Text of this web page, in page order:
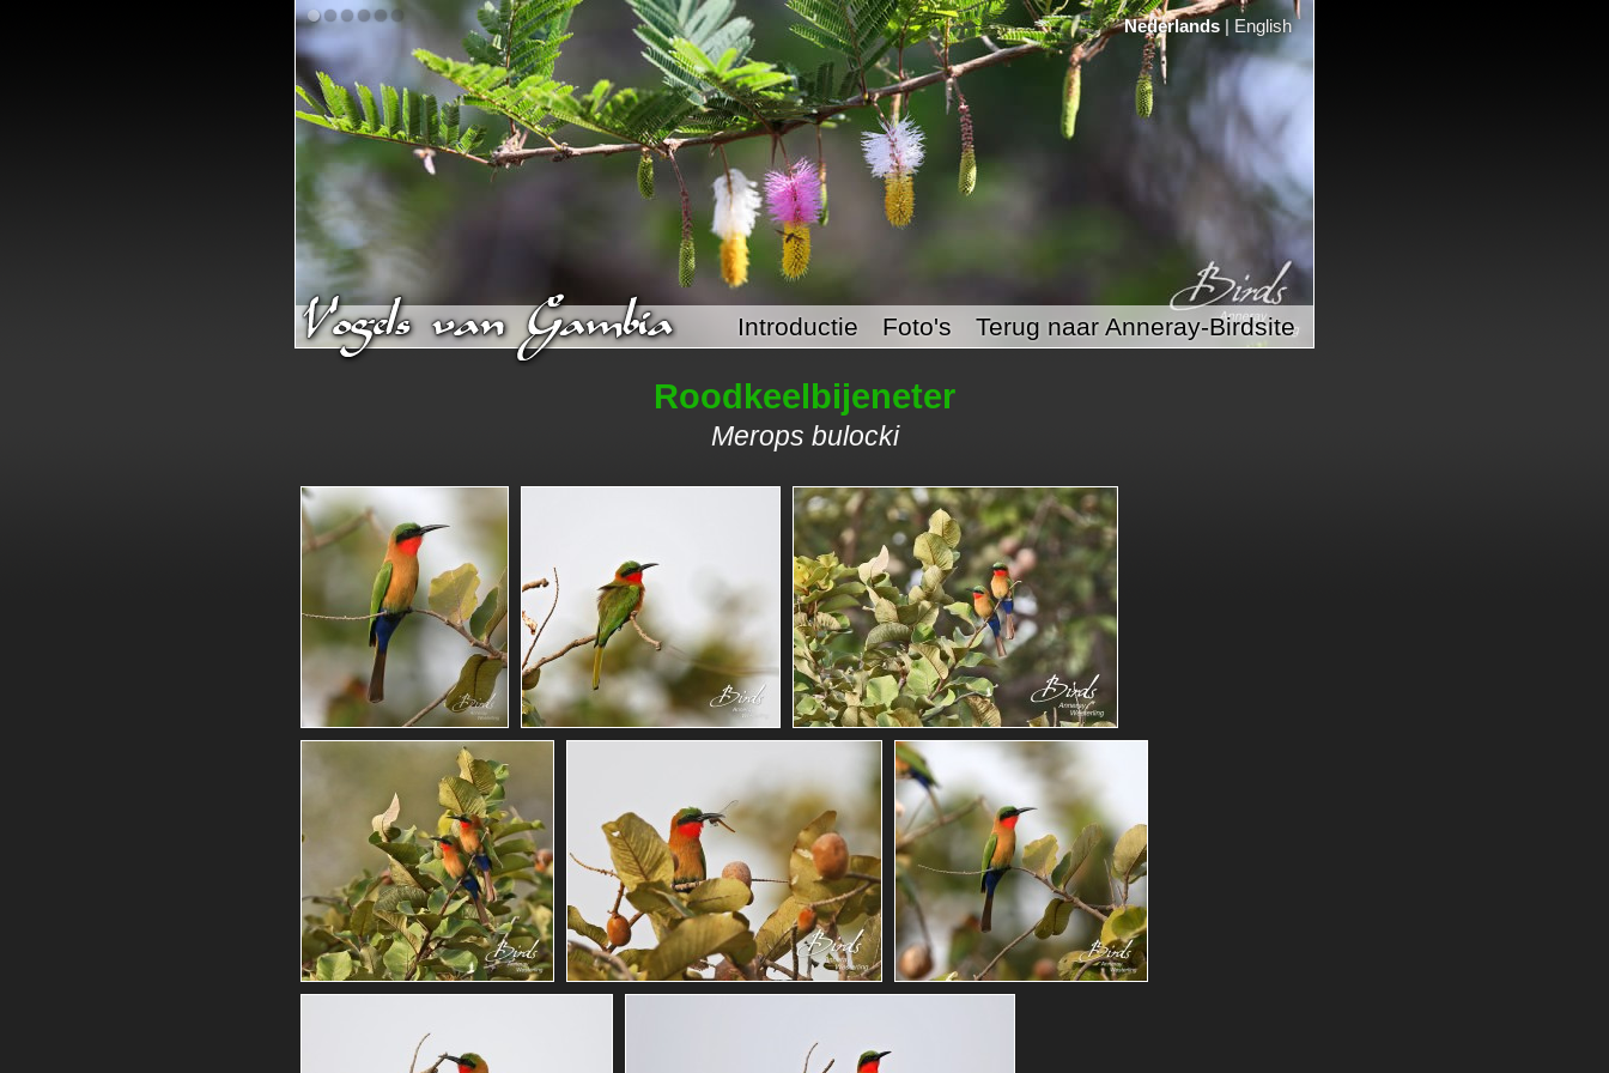
Nederlands |English
Introductie Foto's Terug naar Anneray-Birdsite
Roodkeelbijeneter
Merops bulocki